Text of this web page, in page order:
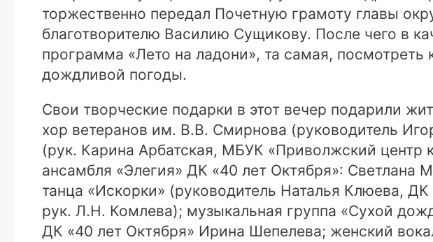
торжественно передал Почетную грамоту главы
благотворителю Василию Сущикову. После чего в
программа «Лето на ладони», та самая,
дождливой погоды.
Свои творческие подарки в этот вечер подарили
хор ветеранов им. В.В. Смирнова (руководитель
(рук. Карина Арбатская, МБУК «Приволжский центр
ансамбля «Элегия» ДК «40 лет Октября»: Светлана
танца «Искорки» (руководитель Наталья Клюева,
рук. Л.Н. Комлева); музыкальная группа «Сухой
ДК «40 лет Октября» Ирина Шепелева; женский